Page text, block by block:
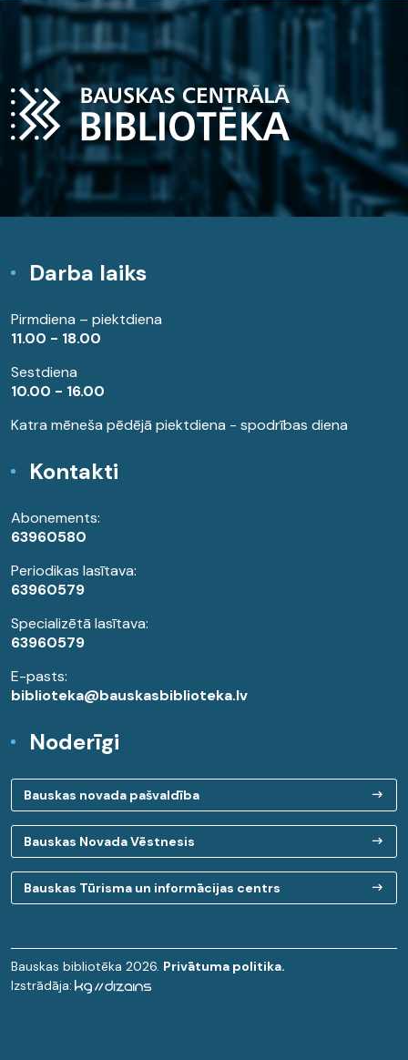
Darba laiks
Pirmdiena – piektdiena
11.00 - 18.00
Sestdiena
10.00 - 16.00
Katra mēneša pēdējā piektdiena - spodrības diena
Kontakti
Abonements:
63960580
Periodikas lasītava:
63960579
Specializētā lasītava:
63960579
E-pasts:
biblioteka@bauskasbiblioteka.lv
Noderīgi
Bauskas novada pašvaldība
Bauskas Novada Vēstnesis
Bauskas Tūrisma un informācijas centrs
Bauskas bibliotēka 2026. Privātuma politika.
Izstrādāja: